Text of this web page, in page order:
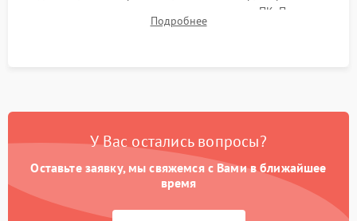
термограмм в память и передачи данных на ПК. Проверка
автономности работы и итоговый контроль качества.
Подробнее
У Вас остались вопросы?
Оставьте заявку, мы свяжемся с Вами в ближайшее
время